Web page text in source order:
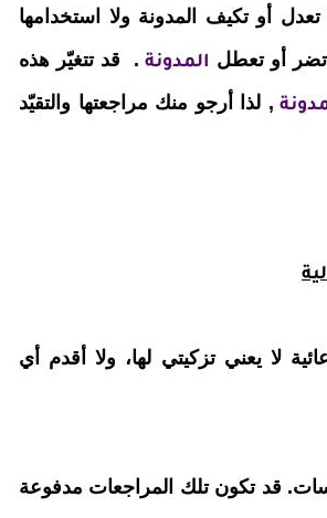
أو تكيف المدونة ولا استخدامها
أو تعطل المدونة . قد تتغيّر هذه
, لذا أرجو منك مراجعتها والتقيّد
لا يعني تزكيتي لها، ولا أقدم أي
قد تكون تلك المراجعات مدفوعة